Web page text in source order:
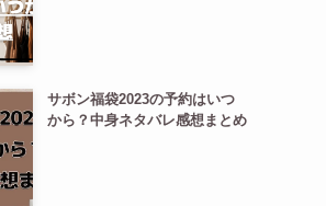
サボン福袋2023の予約はいつ
から？中身ネタバレ感想まとめ